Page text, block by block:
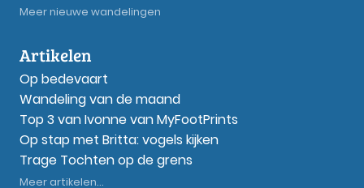
Meer nieuwe wandelingen
Artikelen
Op bedevaart
Wandeling van de maand
Top 3 van Ivonne van MyFootPrints
Op stap met Britta: vogels kijken
Trage Tochten op de grens
Meer artikelen...